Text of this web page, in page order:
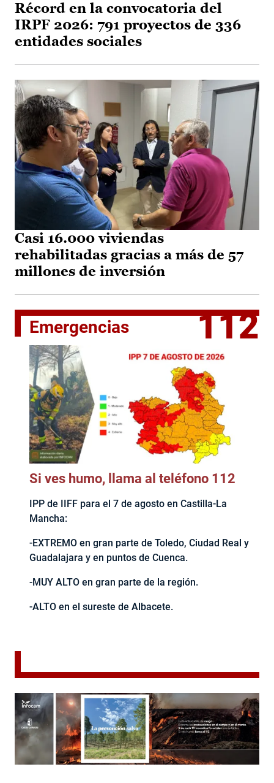
Récord en la convocatoria del
IRPF 2026: 791 proyectos de 336
entidades sociales
Casi 16.000 viviendas
rehabilitadas gracias a más de 57
millones de inversión
Emergencias 112
Si ves humo, llama al teléfono 112
IPP de IIFF para el 7 de agosto en Castilla-La
Mancha:
-EXTREMO en gran parte de Toledo, Ciudad Real y
Guadalajara y en puntos de Cuenca.
-MUY ALTO en gran parte de la región.
-ALTO en el sureste de Albacete.